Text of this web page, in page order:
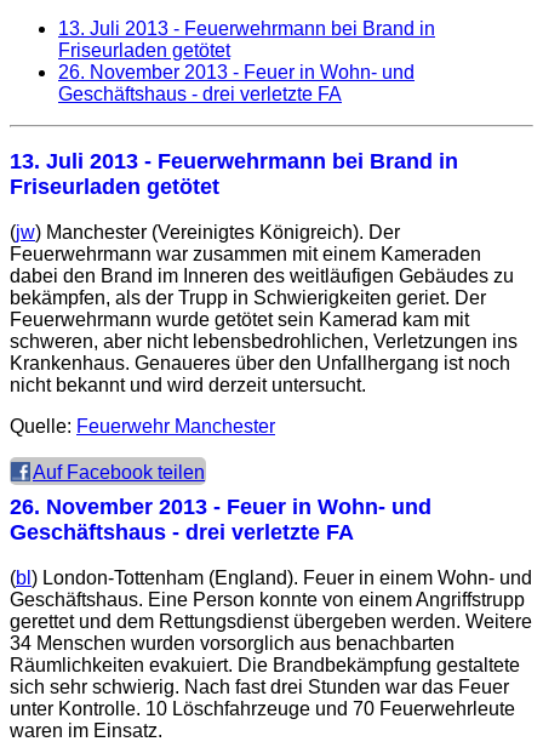
13. Juli 2013 - Feuerwehrmann bei Brand in
Friseurladen getötet
26. November 2013 - Feuer in Wohn- und
Geschäftshaus - drei verletzte FA
13. Juli 2013 - Feuerwehrmann bei Brand in
Friseurladen getötet
(jw) Manchester (Vereinigtes Königreich). Der
Feuerwehrmann war zusammen mit einem Kameraden
dabei den Brand im Inneren des weitläufigen Gebäudes zu
bekämpfen, als der Trupp in Schwierigkeiten geriet. Der
Feuerwehrmann wurde getötet sein Kamerad kam mit
schweren, aber nicht lebensbedrohlichen, Verletzungen ins
Krankenhaus. Genaueres über den Unfallhergang ist noch
nicht bekannt und wird derzeit untersucht.
Quelle: Feuerwehr Manchester
Auf Facebook teilen
26. November 2013 - Feuer in Wohn- und
Geschäftshaus - drei verletzte FA
(bl ) London-Tottenham (England). Feuer in einem Wohn- und
Geschäftshaus. Eine Person konnte von einem Angriffstrupp
gerettet und dem Rettungsdienst übergeben werden. Weitere
34 Menschen wurden vorsorglich aus benachbarten
Räumlichkeiten evakuiert. Die Brandbekämpfung gestaltete
sich sehr schwierig. Nach fast drei Stunden war das Feuer
unter Kontrolle. 10 Löschfahrzeuge und 70 Feuerwehrleute
waren im Einsatz.